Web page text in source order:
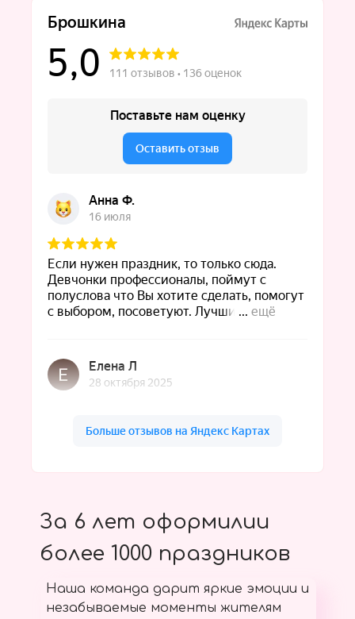
За 6 лет оформилии
более 1000 праздников
Наша команда дарит яркие эмоции и
незабываемые моменты жителям